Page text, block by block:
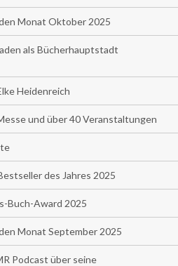
Monat Oktober 2025
als Bücherhauptstadt
Heidenreich
und über 40 Veranstaltungen
des Jahres 2025
Buch-Award 2025
Monat September 2025
Podcast über seine